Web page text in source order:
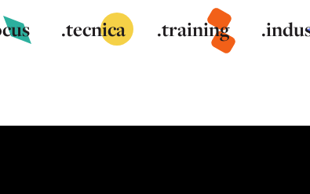
.tecnica .training